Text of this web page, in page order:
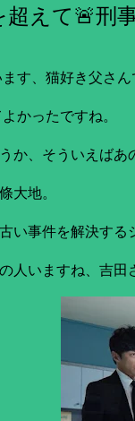
超えて🚨刑
す、猫好き父さん
かったですね。
か、そういえば
大地。
い事件を解決する
人いますね、吉田